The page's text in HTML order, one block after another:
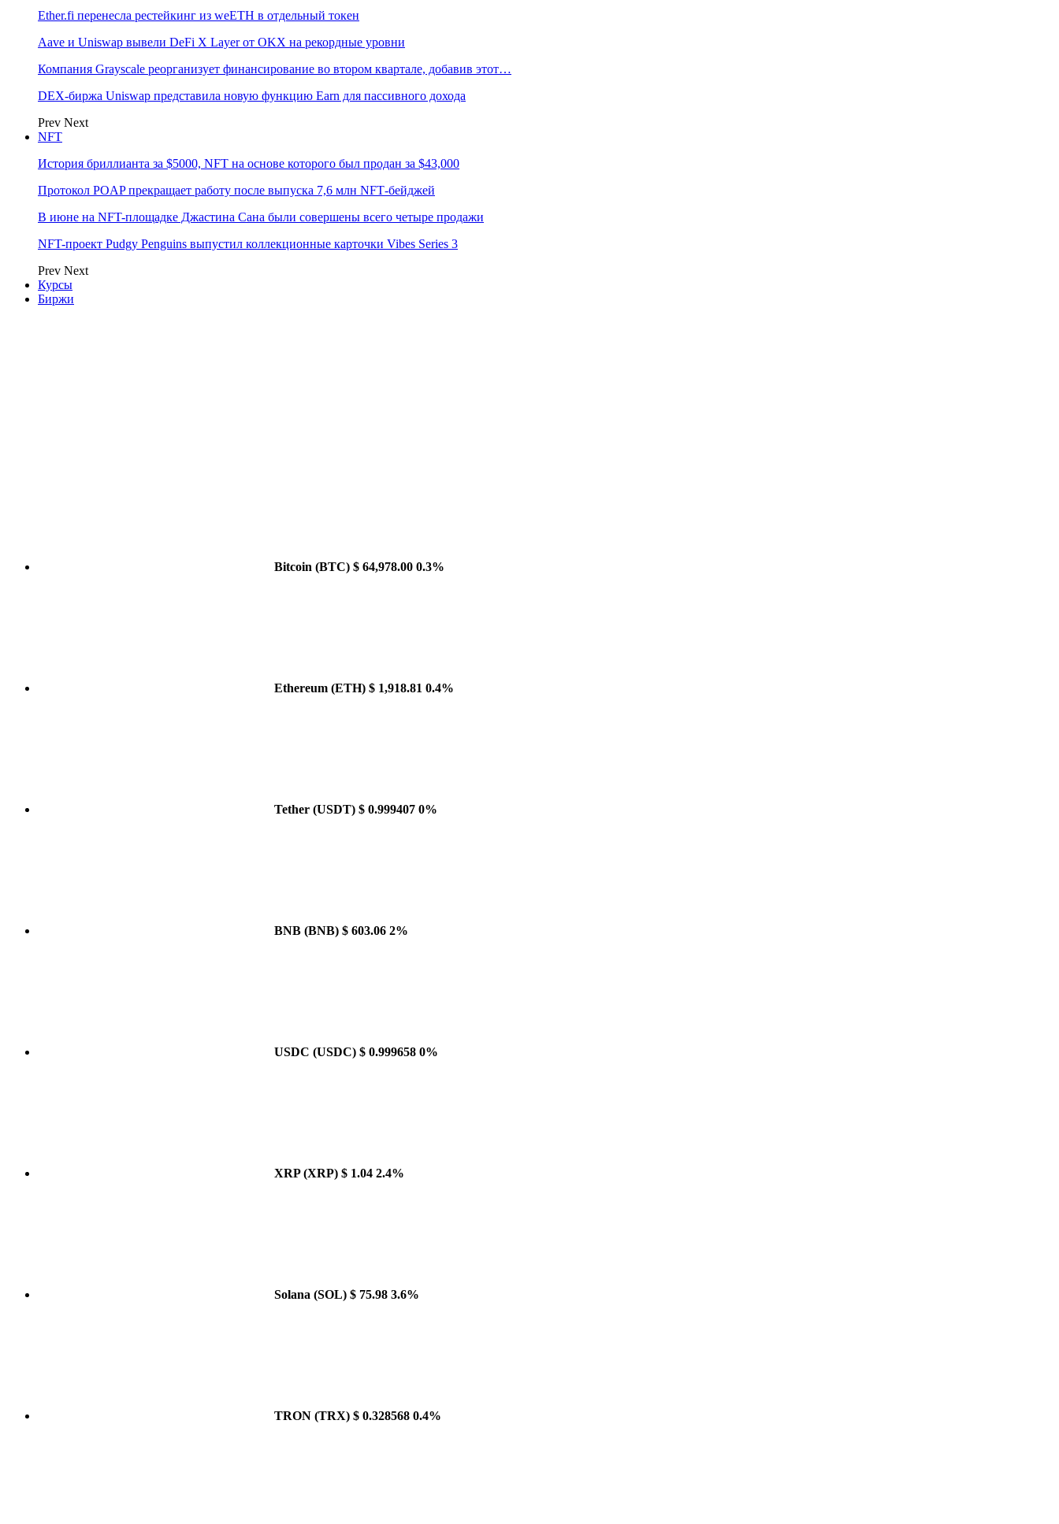
Ether.fi перенесла рестейкинг из weETH в отдельный токен
Aave и Uniswap вывели DeFi X Layer от OKX на рекордные уровни
Компания Grayscale реорганизует финансирование во втором квартале, добавив этот…
DEX-биржа Uniswap представила новую функцию Earn для пассивного дохода
Prev Next
NFT
История бриллианта за $5000, NFT на основе которого был продан за $43,000
Протокол POAP прекращает работу после выпуска 7,6 млн NFT‑бейджей
В июне на NFT-площадке Джастина Сана были совершены всего четыре продажи
NFT-проект Pudgy Penguins выпустил коллекционные карточки Vibes Series 3
Prev Next
Курсы
Биржи
Bitcoin (BTC) $ 64,978.00 0.3%
Ethereum (ETH) $ 1,918.81 0.4%
Tether (USDT) $ 0.999407 0%
BNB (BNB) $ 603.06 2%
USDC (USDC) $ 0.999658 0%
XRP(XRP) $ 1.04 2.4%
Solana (SOL) $ 75.98 3.6%
TRON (TRX) $ 0.328568 0.4%